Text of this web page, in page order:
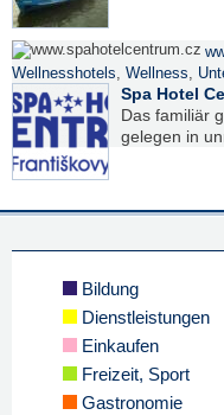
Wellnesshotels, Wellness,
Spa Hotel
Das familiär
gelegen in
Bildung
Dienstleistungen
Einkaufen
Freizeit, Sport
Gastronomie